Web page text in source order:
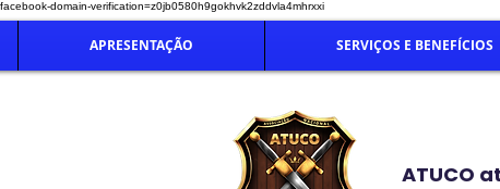
facebook-domain-verification=z0jb0580h9gokhvk2zddvla4mhrxxi
APRESENTAÇÃO SERVIÇOS E BENEFÍCIOS
ATUCO